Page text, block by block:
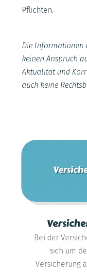
Pflichten.
Die Informationen
keinen Anspruch
Aktualität und
auch keine
Bei der
sich um
Versicherung